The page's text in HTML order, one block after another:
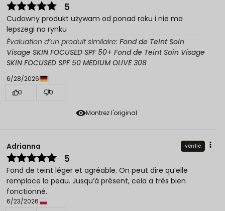
Montrez l'original
5
Cudowny produkt używam od ponad roku i nie ma
lepszegi na rynku
Évaluation d’un produit similaire: Fond de Teint Soin
Visage SKIN FOCUSED SPF 50+ Fond de Teint Soin Visage
SKIN FOCUSED SPF 50 MEDIUM OLIVE 308
6/28/2026
0
0
Adrianna vérifié
5
Fond de teint léger et agréable. On peut dire qu’elle
remplace la peau. Jusqu’à présent, cela a très bien
fonctionné.
6/23/2026